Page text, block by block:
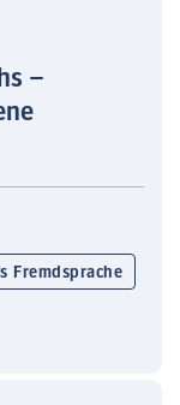
–
Fremdsprache